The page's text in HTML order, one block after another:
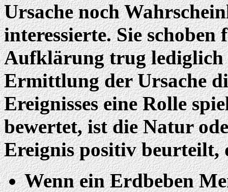
Ursache noch
interessierte. Sie
Aufklärung trug lediglich
Ermittlung der Ursache
Ereignisses eine Rolle
bewertet, ist die Natur
Ereignis positiv
Wenn ein Erdbeben